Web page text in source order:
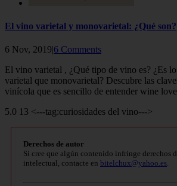
El vino varietal y monovarietal: ¿Qué son?
6 Nov, 2019|6 Comments
El vino varietal , ¿Qué tipo de vino es? ¿Es
varietal que monovarietal? Descubre las
vinícola que es sencillo de entender wine
5.0 13 <---tag:curiosidades del vino--->
Derechos de autor
Si cree que algún contenido infringe derechos
intelectual, contacte en bitelchux@yahoo.es.